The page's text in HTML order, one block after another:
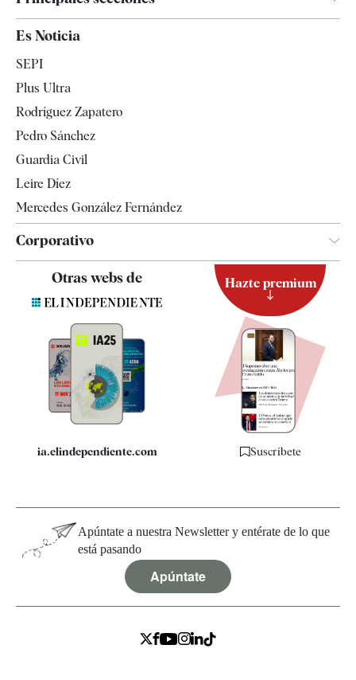
España
Televisión
Es Noticia
SEPI
Plus Ultra
Rodríguez Zapatero
Pedro Sánchez
Guardia Civil
Leire Díez
Mercedes González Fernández
Corporativo
Contacto
Quiénes somos
Especificaciones
Otras webs de
ia.elindependiente.com
Hazte premium
Suscríbete
Apúntate a nuestra Newsletter y entérate de lo que
está pasando
Apúntate